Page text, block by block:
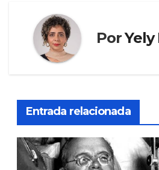
PorYely
Entrada relacionada